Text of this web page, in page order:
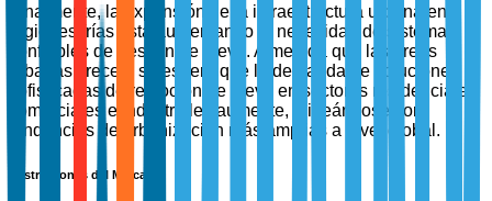
Finalmente, la expansión de la infraestructura urbana en
regiones frías está aumentando la necesidad de sistemas
confiables de gestión de nieve. A medida que las áreas
urbanas crecen, se espera que la demanda de soluciones
sofisticadas de remoción de nieve en sectores residenciales,
comerciales e industriales aumente, alineándose con
tendencias de urbanización más amplias a nivel global.
Restricciones del Mercado